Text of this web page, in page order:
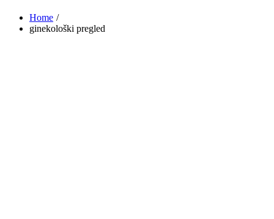
Home
ginekološki pregled